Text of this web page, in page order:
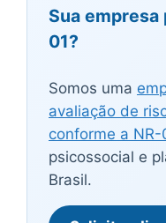
Sua empresa
01?
Somos uma
avaliação de
conforme a NR-
psicossocial e
Brasil.